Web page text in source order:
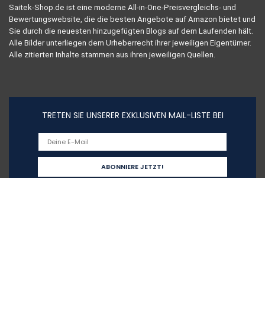
Saitek-Shop.de ist eine moderne All-in-One-Preisvergleichs- und
Bewertungswebsite, die die besten Angebote auf Amazon bietet und
Sie durch die neuesten hinzugefügten Blogs auf dem Laufenden hält.
Alle Bilder unterliegen dem Urheberrecht ihrer jeweiligen Eigentümer.
Alle zitierten Inhalte stammen aus ihren jeweiligen Quellen.
TRETEN SIE UNSERER EXKLUSIVEN MAIL-LISTE BEI